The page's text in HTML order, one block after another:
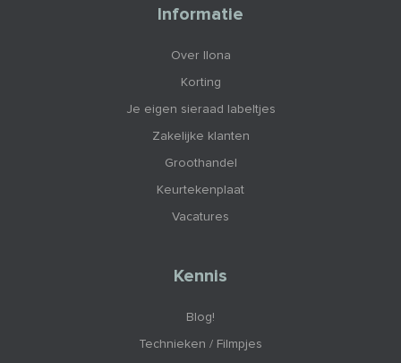
Informatie
Over Ilona
Korting
Je eigen sieraad labeltjes
Zakelijke klanten
Groothandel
Keurtekenplaat
Vacatures
Kennis
Blog!
Technieken / Filmpjes